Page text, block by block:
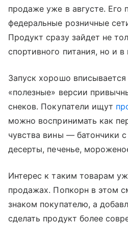
продаже уже в августе. Его
федеральные розничные
Продукт сразу зайдет не
спортивного питания, но и
Запуск хорошо
«полезные» версии
снеков. Покупатели ищут
можно воспринимать как
чувства вины — батончики
десерты, печенье,
Интерес к таким товарам
продажах. Попкорн в этом
знаком покупателю, а
сделать продукт более